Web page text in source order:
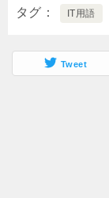
タグ IT用語
Tweet